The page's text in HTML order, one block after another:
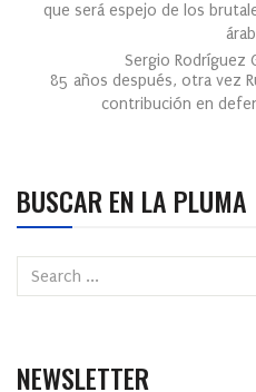
que será espejo de los
Sergio Rodríguez
85 años después, otra vez
contribución en
BUSCAR EN LA PLUMA
NEWSLETTER